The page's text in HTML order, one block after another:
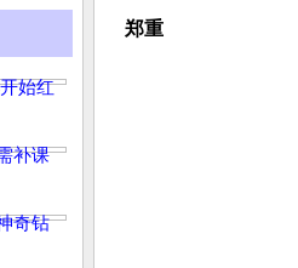
始红
补课
奇钻
郑重